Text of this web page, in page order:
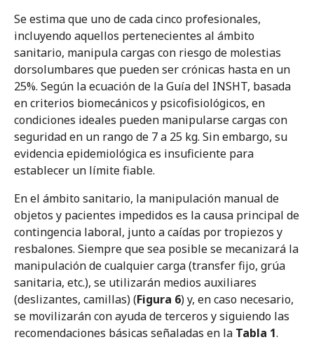
Se estima que uno de cada cinco profesionales,
incluyendo aquellos pertenecientes al ámbito
sanitario, manipula cargas con riesgo de molestias
dorsolumbares que pueden ser crónicas hasta en un
25%. Según la ecuación de la Guía del INSHT, basada
en criterios biomecánicos y psicofisiológicos, en
condiciones ideales pueden manipularse cargas con
seguridad en un rango de 7 a 25 kg. Sin embargo, su
evidencia epidemiológica es insuficiente para
establecer un límite fiable.
En el ámbito sanitario, la manipulación manual de
objetos y pacientes impedidos es la causa principal de
contingencia laboral, junto a caídas por tropiezos y
resbalones. Siempre que sea posible se mecanizará la
manipulación de cualquier carga (transfer fijo, grúa
sanitaria, etc.), se utilizarán medios auxiliares
(deslizantes, camillas) (Figura 6) y, en caso necesario,
se movilizarán con ayuda de terceros y siguiendo las
recomendaciones básicas señaladas en la Tabla 1.